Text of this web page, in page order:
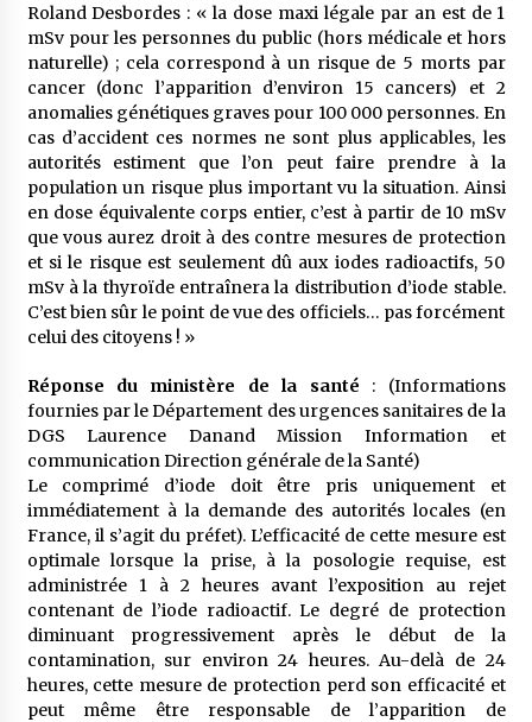
Roland Desbordes : « la dose maxi légale par an est de 1
mSv pour les personnes du public (hors médicale et hors
naturelle) ; cela correspond à un risque de 5 morts par
cancer (donc l’apparition d’environ 15 cancers) et 2
anomalies génétiques graves pour 100 000 personnes. En
cas d’accident ces normes ne sont plus applicables, les
autorités estiment que l’on peut faire prendre à la
population un risque plus important vu la situation. Ainsi
en dose équivalente corps entier, c’est à partir de 10 mSv
que vous aurez droit à des contre mesures de protection
et si le risque est seulement dû aux iodes radioactifs, 50
mSv à la thyroïde entraînera la distribution d’iode stable.
C’est bien sûr le point de vue des officiels… pas forcément
celui des citoyens ! »
Réponse du ministère de la santé : (Informations
fournies par le Département des urgences sanitaires de la
DGS Laurence Danand Mission Information et
communication Direction générale de la Santé)
Le comprimé d’iode doit être pris uniquement et
immédiatement à la demande des autorités locales (en
France, il s’agit du préfet). L’efficacité de cette mesure est
optimale lorsque la prise, à la posologie requise, est
administrée 1 à 2 heures avant l’exposition au rejet
contenant de l’iode radioactif. Le degré de protection
diminuant progressivement après le début de la
contamination, sur environ 24 heures. Au-delà de 24
heures, cette mesure de protection perd son efficacité et
peut même être responsable de l’apparition de